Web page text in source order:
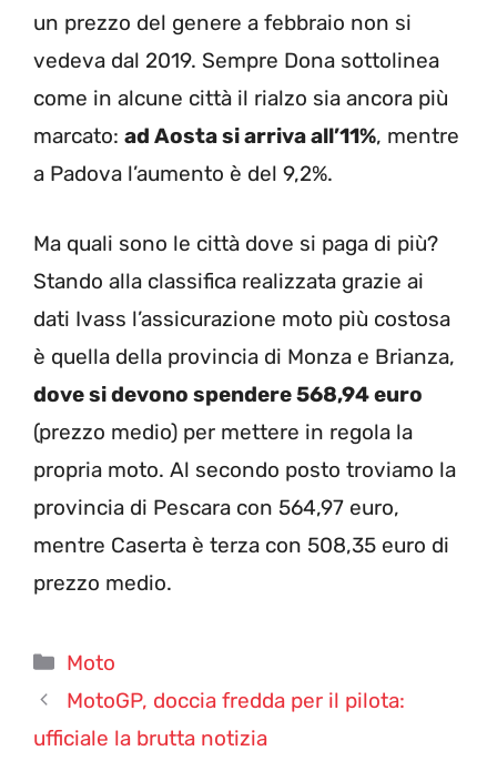
un prezzo del genere a febbraio non si
vedeva dal 2019. Sempre Dona sottolinea
come in alcune città il rialzo sia ancora più
marcato: ad Aosta si arriva all’11%, mentre
a Padova l’aumento è del 9,2%.
Ma quali sono le città dove si paga di più?
Stando alla classifica realizzata grazie ai
dati Ivass l’assicurazione moto più costosa
è quella della provincia di Monza e Brianza,
dove si devono spendere 568,94 euro
(prezzo medio) per mettere in regola la
propria moto. Al secondo posto troviamo la
provincia di Pescara con 564,97 euro,
mentre Caserta è terza con 508,35 euro di
prezzo medio.
Categorie
Moto
MotoGP, doccia fredda per il pilota:
ufficiale la brutta notizia